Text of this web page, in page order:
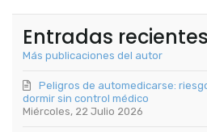
Entradas
Más publicaciones del autor
Miércoles, 22 Julio 2026
Peligros de automedicarse:
dormir sin control médico